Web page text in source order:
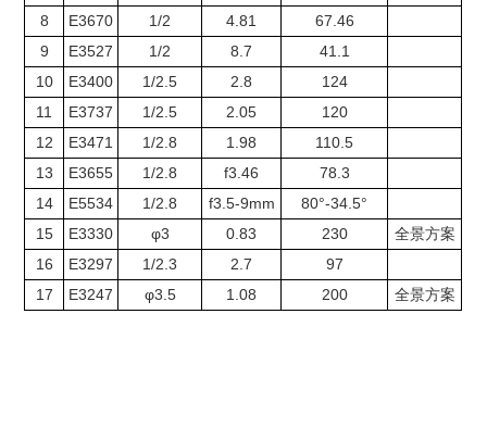
8
E3670 1/2 4.81
67.46
9
E3527 1/2 8.7
41.1
10
E3400 1/2.5 2.8
124
11
E3737 1/2.5 2.05
120
12
E3471 1/2.8 1.98
110.5
13
E3655 1/2.8 f3.46
78.3
14
E5534 1/2.8 f3.5-9mm
80°-34.5°
15
E3330 φ3 0.83 230
全景方案
16
E3297 1/2.3 2.7
97
17
E3247 φ3.5 1.08 200 全景方案